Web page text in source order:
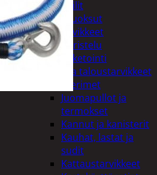
Peilit
Huonetuoksut
Juhlatarvikkeet
Koristelu
Paketointi
Keittiö ja taloustarvikkeet
Aterimet
Juomapullot ja
termokset
Kannut ja kanisterit
Kauhat, lastat ja
sudit
Kattaustarvikkeet